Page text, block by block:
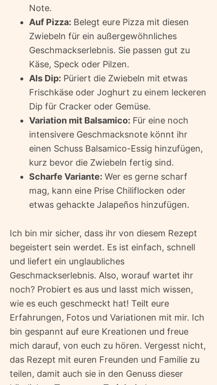
Note.
Auf Pizza: Belegt eure Pizza mit diesen
Zwiebeln für ein außergewöhnliches
Geschmackserlebnis. Sie passen gut zu
Käse, Speck oder Pilzen.
Als Dip: Püriert die Zwiebeln mit etwas
Frischkäse oder Joghurt zu einem leckeren
Dip für Cracker oder Gemüse.
Variation mit Balsamico: Für eine noch
intensivere Geschmacksnote könnt ihr
einen Schuss Balsamico-Essig hinzufügen,
kurz bevor die Zwiebeln fertig sind.
Scharfe Variante: Wer es gerne scharf
mag, kann eine Prise Chiliflocken oder
etwas gehackte Jalapeños hinzufügen.
Ich bin mir sicher, dass ihr von diesem Rezept
begeistert sein werdet. Es ist einfach, schnell
und liefert ein unglaubliches
Geschmackserlebnis. Also, worauf wartet ihr
noch? Probiert es aus und lasst mich wissen,
wie es euch geschmeckt hat! Teilt eure
Erfahrungen, Fotos und Variationen mit mir. Ich
bin gespannt auf eure Kreationen und freue
mich darauf, von euch zu hören. Vergesst nicht,
das Rezept mit euren Freunden und Familie zu
teilen, damit auch sie in den Genuss dieser